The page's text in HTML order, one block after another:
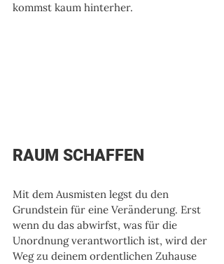
kommst kaum hinterher.
RAUM SCHAFFEN
Mit dem Ausmisten legst du den
Grundstein für eine Veränderung. Erst
wenn du das abwirfst, was für die
Unordnung verantwortlich ist, wird der
Weg zu deinem ordentlichen Zuhause